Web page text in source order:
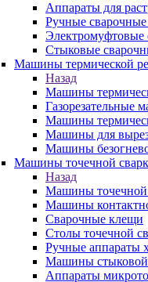
Аппараты для
Ручные сварочные
Электромуфтовые
Стыковые
Машины термической
Назад
Машины
Газорезательные
Машины
Машины для
Машины
Машины точечной
Назад
Машины точечной
Машины
Сварочные клещи
Столы точечной
Ручные аппараты
Машины стыковой
Аппараты